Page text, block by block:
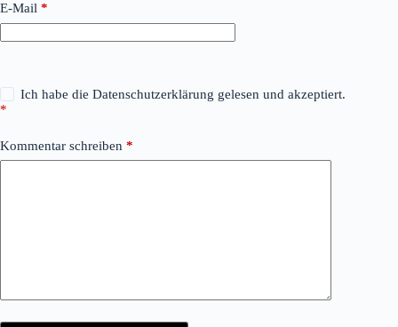
E-Mail *
Ich habe die Datenschutzerklärung gelesen und akzeptiert.
*
Kommentar schreiben *